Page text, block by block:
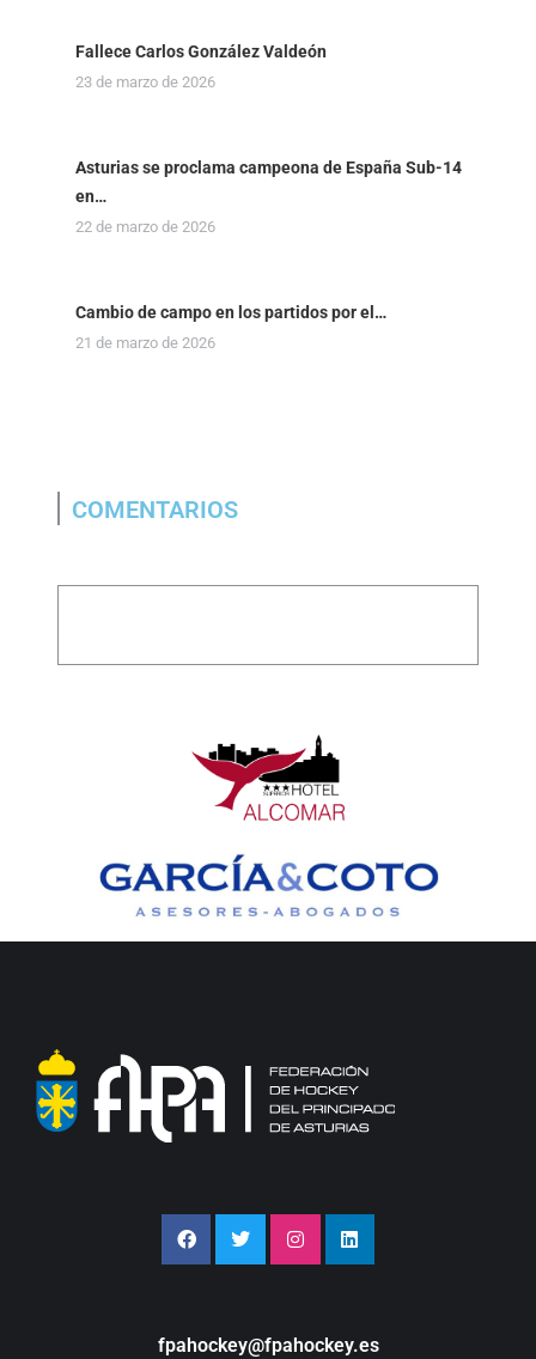
Fallece Carlos González Valdeón
23 de marzo de 2026
Asturias se proclama campeona de España Sub-14
en…
22 de marzo de 2026
Cambio de campo en los partidos por el…
21 de marzo de 2026
COMENTARIOS
fpahockey@fpahockey.es